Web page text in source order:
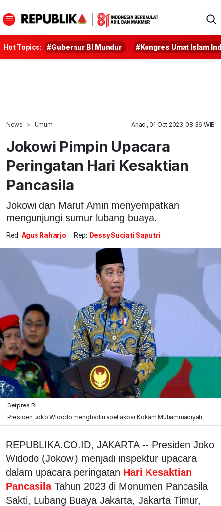
Hot Topics: #Gubernur BI Mundur #Kongres Umat Islam
News Umum Ahad , 01 Oct 2023, 08:36 WIB
Jokowi Pimpin Upacara
Peringatan Hari Kesaktian
Pancasila
Jokowi dan Maruf Amin menyempatkan
mengunjungi sumur lubang buaya.
Red: Agus Raharjo Rep: Dessy Suciati Saputri
Setpres RI
Presiden Joko Widodo menghadiri apel akbar Kokam Muhammadiyah.
REPUBLIKA.CO.ID, JAKARTA -- Presiden Joko
Widodo (Jokowi) menjadi inspektur upacara
dalam upacara peringatan Hari Kesaktian
Pancasila Tahun 2023 di Monumen Pancasila
Sakti, Lubang Buaya Jakarta, Jakarta Timur,